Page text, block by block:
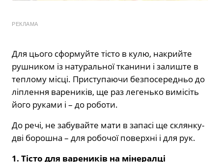
РЕКЛАМА
Для цього сформуйте тісто в кулю, накрийте
рушником із натуральної тканини і залиште в
теплому місці. Приступаючи безпосередньо до
ліплення вареників, ще раз легенько вимісіть
його руками і – до роботи.
До речі, не забувайте мати в запасі ще склянку-
дві борошна – для робочої поверхні і для рук.
1. Тісто для вареників на мінералці